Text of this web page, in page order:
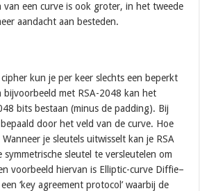
van een curve is ook groter, in het tweede
aandacht aan besteden.
kun je per keer slechts een beperkt
bijvoorbeeld met RSA-2048 kan het
bits bestaan (minus de padding). Bij
door het veld van de curve. Hoe
je sleutels uitwisselt kan je RSA
sleutel te versleutelen om
voorbeeld hiervan is Elliptic-curve Diffie–
‘key agreement protocol’ waarbij de